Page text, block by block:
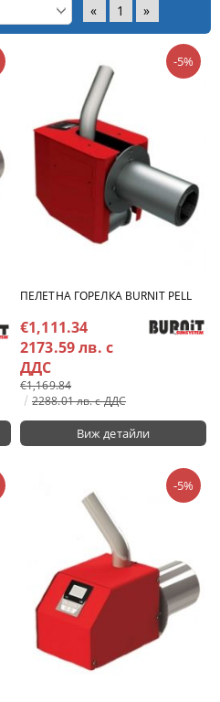
« 1 »
ПЕЛЕТНА ГОРЕЛКА BURNIT PELL
-5%
€1,111.34
2173.59 лв. с
ДДС
€1,169.84
2288.01 лв. с ДДС
Виж детайли
-5%